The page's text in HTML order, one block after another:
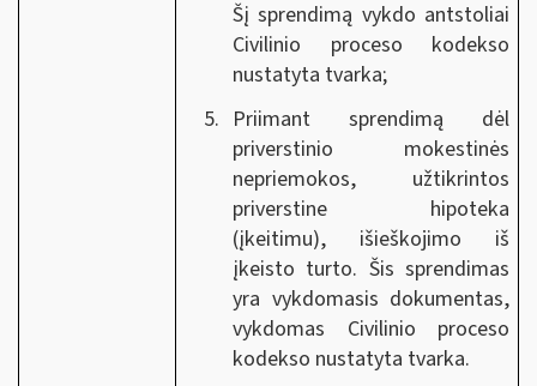
Šį sprendimą vykdo antstoliai
Civilinio proceso kodekso
nustatyta tvarka;
Priimant sprendimą dėl
priverstinio mokestinės
nepriemokos, užtikrintos
priverstine hipoteka
(įkeitimu), išieškojimo iš
įkeisto turto. Šis sprendimas
yra vykdomasis dokumentas,
vykdomas Civilinio proceso
kodekso nustatyta tvarka.